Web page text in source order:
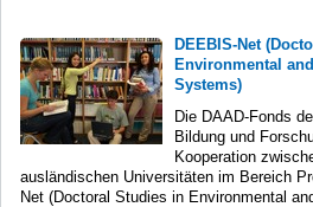
DEEBIS-Net
Environmental
Systems)
Die DAAD-Fonds
Bildung und
Kooperation
ausländischen Universitäten im Bereich
Net (Doctoral Studies in Environmental and